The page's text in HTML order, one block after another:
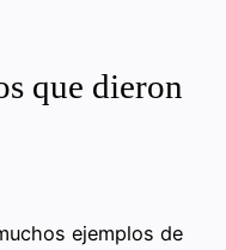
que dieron
ejemplos de